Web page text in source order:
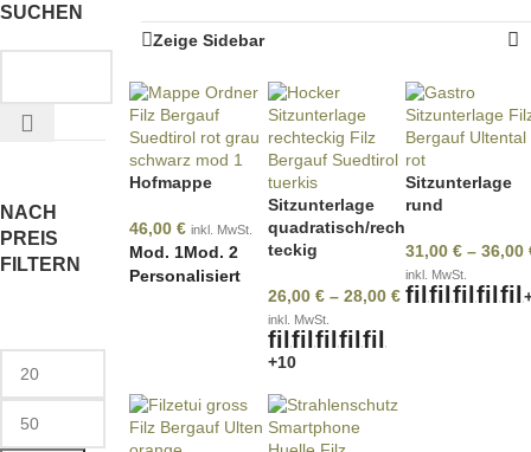
SUCHEN
NACH
PREIS
FILTERN
Zeige Sidebar
Hofmappe
46,00€ inkl. MwSt.
Mod. 1Mod. 2
Personalisiert
Sitzunterlage
quadratisch/rech
teckig
26,00 €– 28,00 €
inkl. MwSt.
+10
Sitzunterlage
rund
31,00 €– 36,00
inkl. MwSt.